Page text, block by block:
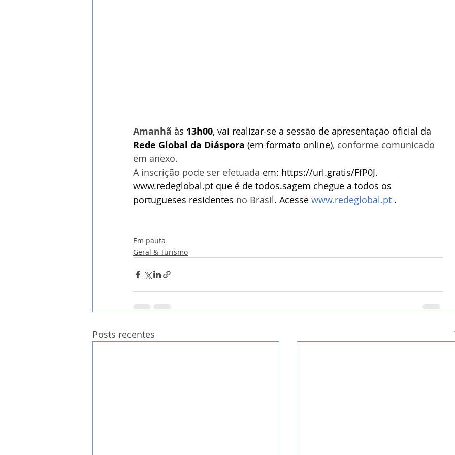
Amanhã às 13h00, vai realizar-se a sessão de apresentação oficial da
Rede Global da Diáspora (em formato online), conforme comunicado
em anexo.
A inscrição pode ser efetuada em: https://url.gratis/FfP0J.
www.redeglobal.pt que é de todos.sagem chegue a todos os
portugueses residentes no Brasil. Acesse www.redeglobal.pt .
Em pauta
Geral & Turismo
Posts recentes